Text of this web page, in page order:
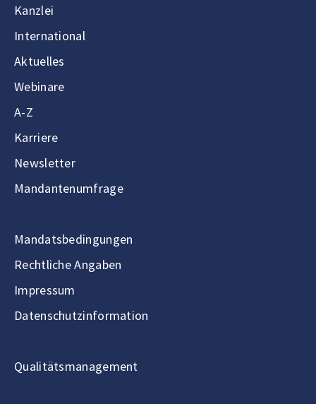
Kanzlei
International
Aktuelles
Webinare
A-Z
Karriere
Newsletter
Mandantenumfrage
Mandatsbedingungen
Rechtliche Angaben
Impressum
Datenschutzinformation
Qualitätsmanagement